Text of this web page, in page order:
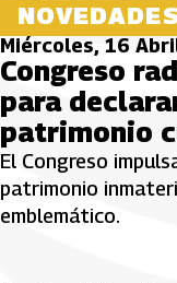
Miércoles, 16
Congreso
para
patrimonio
El Congreso
patrimonio
emblemático.